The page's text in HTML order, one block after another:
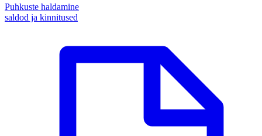
Puhkuste haldamine
saldod ja kinnitused